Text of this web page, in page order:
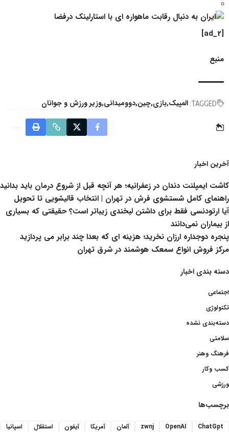
[ad_2]
منبع
TAGGED: المپیک بازی چین دوومیدانی وزیر ورزش و جوانان
آخرین اخبار
کاشت ایمپلنت دندان در زعفرانیه؛ هر آنچه قبل از شروع درمان باید بدانید
راهنمای کامل شستشوی فرش در تهران | انتخاب قالیشویی تا تحویل
آیا ارتودنسی فقط برای داشتن لبخندی زیباتر است؟ حقیقتی که بسیاری
از بیماران نمی‌دانند
پنجره دوجداره ارزان نخرید؛ هزینه ای که بعدا چند برابر می پردازید
مرکز فروش انواع سمعک هوشمند در شرق تهران
دسته بندی اخبار
اجتماعی
تکنولوژی
دسته‌بندی نشده
سلامتی
فرهنگ وهنر
کسب وکار
ورزشی
برچسب‌ها
ChatGpt
OpenAI
zwnj آلمان آمریکا آیفون استقلال
اسپانیا